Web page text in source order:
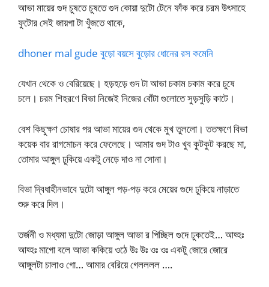
আভা মায়ের গুদ চুষতে চুষতে গুদ কোয়া দুটো টেনে ফাঁক করে চরম উৎসাহে
ফুটোর সেই জায়গা টা খুঁজতে থাকে,
dhoner mal gude বুড়ো বয়সে বুড়োর ধোনের রস কমেনি
যেখান থেকে ও বেরিয়েছে। হড়হড়ে গুদ টা আভা চকাম চকাম করে চুষে
চলে। চরম শিহরণে বিভা নিজেই নিজের বোঁটা গুলোতে সুড়সুড়ি কাটে।
বেশ কিছুক্ষণ চোষার পর আভা মায়ের গুদ থেকে মুখ তুললো। ততক্ষণে বিভা
কয়েক বার রাগমোচন করে ফেলেছে। আমার গুদ টাও খুব কুটকুট করছে মা,
তোমার আঙ্গুল ঢুকিয়ে একটু নেড়ে দাও না সোনা।
বিভা দ্বিধাহীনভাবে দুটো আঙ্গুল পড়-পড় করে মেয়ের গুদে ঢুকিয়ে নাড়াতে
শুরু করে দিল।
তর্জনী ও মধ্যমা দুটো জোড়া আঙ্গুল আভা র পিচ্ছিল গুদে ঢুকতেই… আহ্হঃ
আহ্হঃ মাগো বলে আভা ককিয়ে ওঠে উঃ উঃ ওঃ ওঃ একটু জোরে জোরে
আঙ্গুলটা চালাও গো… আমার বেরিয়ে গেলললল ….